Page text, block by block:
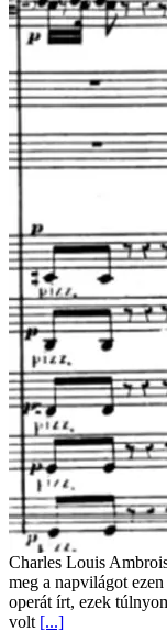
Charles Louis
meg a napvilágot
operát írt, ezek
volt [...]